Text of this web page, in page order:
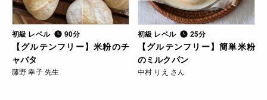
初級 レベル 90分
【グルテンフリー】米粉のチ
ャバタ
藤野 幸子 先生
初級 レベル 25分
【グルテンフリー】簡単米粉
のミルクパン
中村 りえ さん